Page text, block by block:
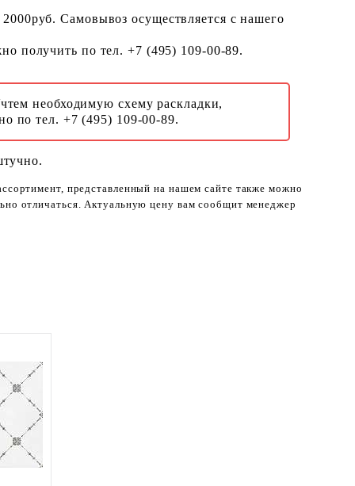
Самовывоз осуществляется с нашего
получить по тел. +7 (495) 109-00-89.
необходимую схему раскладки,
по тел. +7 (495) 109-00-89.
представленный на нашем сайте также можно
отличаться. Актуальную цену вам сообщит менеджер